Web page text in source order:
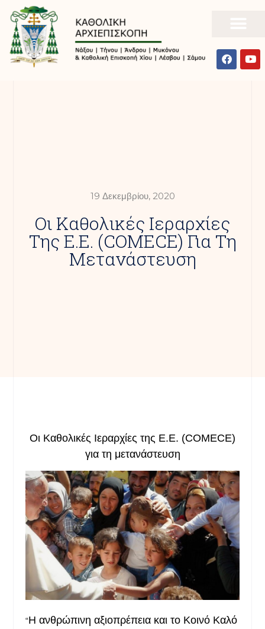
19 Δεκεμβρίου, 2020
Οι Καθολικές Ιεραρχίες
Της Ε.Ε. (COMECE) Για Τη
Μετανάστευση
Οι Καθολικές Ιεραρχίες της Ε.Ε. (COMECE)
για τη μετανάστευση
“Η ανθρώπινη αξιοπρέπεια και το Κοινό Καλό